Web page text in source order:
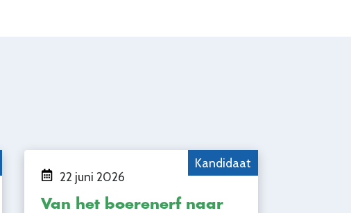
Kandidaat
22 juni 2026
Van het boerenerf naar